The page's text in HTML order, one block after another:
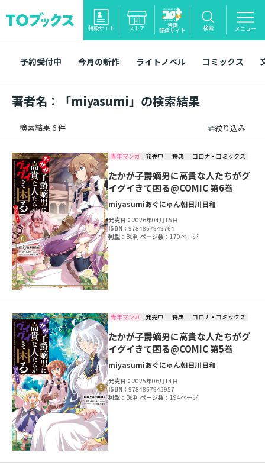
特設サイト ストア 漫画
配信サイト 検索 メニュー
予約受付中 今月の新作 ライトノベル コミックス
著者名：「miyasumi」の検索結果
検索結果 6 件 絞り込み
青年マンガ 発売中 特典 コロナ・コミックス
たかが子爵嫡男に高貴な人たちがグ
イグイきて困る@COMIC 第6巻
miyasumiあぐにゅん朝日川日和
発売日：2026年04月15日
ISBN：9784867949764
判型： B6判ページ数：170ページ
青年マンガ 発売中 特典 コロナ・コミックス
たかが子爵嫡男に高貴な人たちがグ
イグイきて困る@COMIC 第5巻
miyasumiあぐにゅん朝日川日和
発売日：2025年06月14日
ISBN：9784867945957
判型： B6判ページ数： 194ページ